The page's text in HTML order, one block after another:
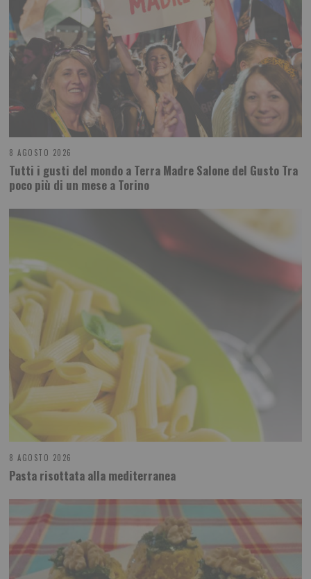
8 AGOSTO 2026
Tutti i gusti del mondo a Terra Madre Salone del Gusto Tra
poco più di un mese a Torino
8 AGOSTO 2026
Pasta risottata alla mediterranea